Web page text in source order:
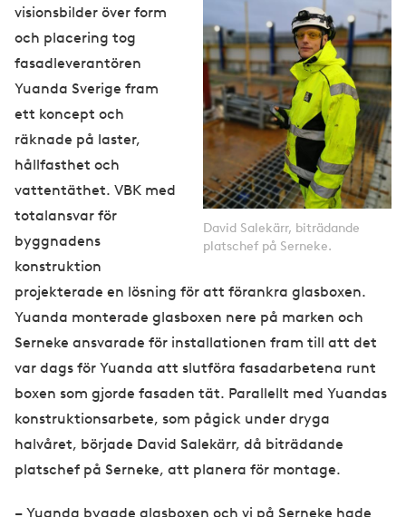
David Salekärr, biträdande
platschef på Serneke.
visionsbilder över form
och placering tog
fasadleverantören
Yuanda Sverige fram
ett koncept och
räknade på laster,
hållfasthet och
vattentäthet. VBK med
totalansvar för
byggnadens
konstruktion
projekterade en lösning för att förankra glasboxen.
Yuanda monterade glasboxen nere på marken och
Serneke ansvarade för installationen fram till att det
var dags för Yuanda att slutföra fasadarbetena runt
boxen som gjorde fasaden tät. Parallellt med Yuandas
konstruktionsarbete, som pågick under dryga
halvåret, började David Salekärr, då biträdande
platschef på Serneke, att planera för montage.
– Yuanda byggde glasboxen och vi på Serneke hade